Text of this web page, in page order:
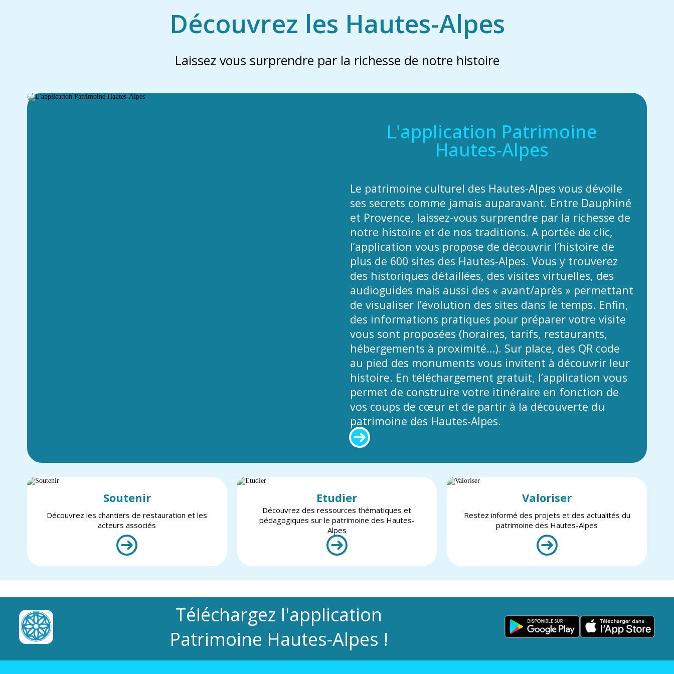
Découvrez les Hautes-Alpes
Laissez vous surprendre par la richesse de notre histoire
L'application Patrimoine
Hautes-Alpes
Le patrimoine culturel des Hautes-Alpes vous dévoile
ses secrets comme jamais auparavant. Entre Dauphiné
et Provence, laissez-vous surprendre par la richesse de
notre histoire et de nos traditions. A portée de clic,
l’application vous propose de découvrir l’histoire de
plus de 600 sites des Hautes-Alpes. Vous y trouverez
des historiques détaillées, des visites virtuelles, des
audioguides mais aussi des « avant/après » permettant
de visualiser l’évolution des sites dans le temps. Enfin,
des informations pratiques pour préparer votre visite
vous sont proposées (horaires, tarifs, restaurants,
hébergements à proximité…). Sur place, des QR code
au pied des monuments vous invitent à découvrir leur
histoire. En téléchargement gratuit, l’application vous
permet de construire votre itinéraire en fonction de
vos coups de cœur et de partir à la découverte du
patrimoine des Hautes-Alpes.
Soutenir
Découvrez les chantiers de restauration et les
acteurs associés
Etudier
Découvrez des ressources thématiques et
pédagogiques sur le patrimoine des Hautes-
Alpes
Valoriser
Restez informé des projets et des actualités du
patrimoine des Hautes-Alpes
Téléchargez l'application
Patrimoine Hautes-Alpes !